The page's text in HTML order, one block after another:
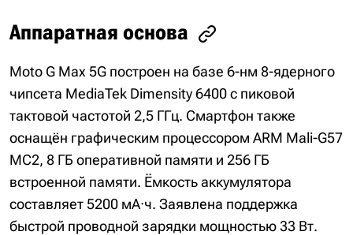
Аппаратная основа
Moto G Max 5G построен на базе 6-нм 8-ядерного
чипсета MediaTek Dimensity 6400 с пиковой
тактовой частотой 2,5 ГГц. Смартфон также
оснащён графическим процессором ARM Mali-G57
MC2, 8 ГБ оперативной памяти и 256 ГБ
встроенной памяти. Ёмкость аккумулятора
составляет 5200 мА·ч. Заявлена поддержка
быстрой проводной зарядки мощностью 33 Вт.